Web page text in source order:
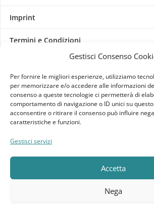
Gestisci Consenso
Per fornire le migliori esperienze, utilizziamo
per memorizzare e/o accedere alle informazioni
consenso a queste tecnologie ci permetterà di
comportamento di navigazione o ID unici su
acconsentire o ritirare il consenso può influire
caratteristiche e funzioni.
Gestisci servizi
Accetta
Nega
Imprint
Termini e Condizioni
Pagine Dedicate
Raffrescatori Evaporativi Industriali
CLIENTE
Bacheca cliente
Ordini